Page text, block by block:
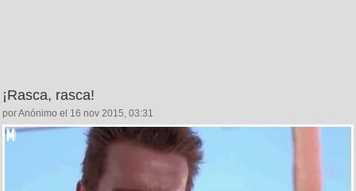
¡Rasca, rasca!
por Anónimo el 16 nov 2015, 03:31